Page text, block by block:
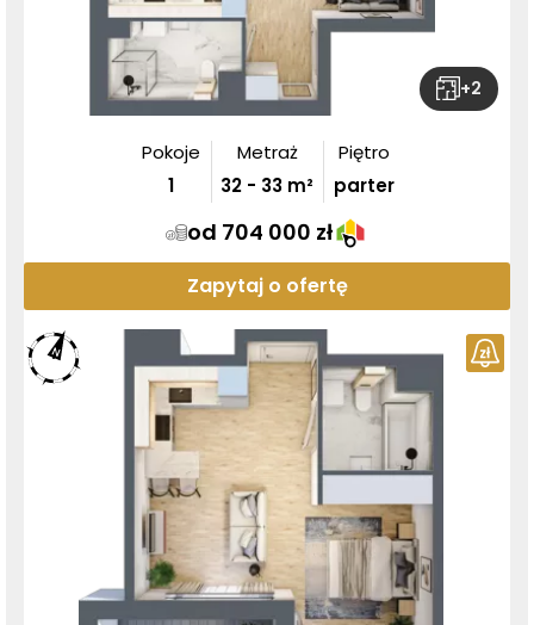
+2
Pokoje
1
Metraż
32 - 33 m²
Piętro
parter
od 704 000 zł
Zapytaj o ofertę